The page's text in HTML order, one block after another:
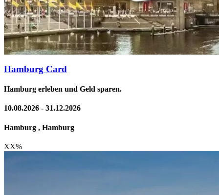
Hamburg Card
Hamburg erleben und Geld sparen.
10.08.2026 - 31.12.2026
Hamburg , Hamburg
XX%